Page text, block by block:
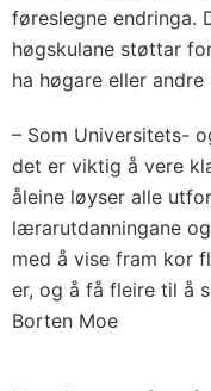
føreslegne endringa.
høgskulane støttar
ha høgare eller andre
– Som Universitets-
det er viktig å vere
åleine løyser alle
lærarutdanningane
med å vise fram kor
er, og å få fleire til å
Borten Moe